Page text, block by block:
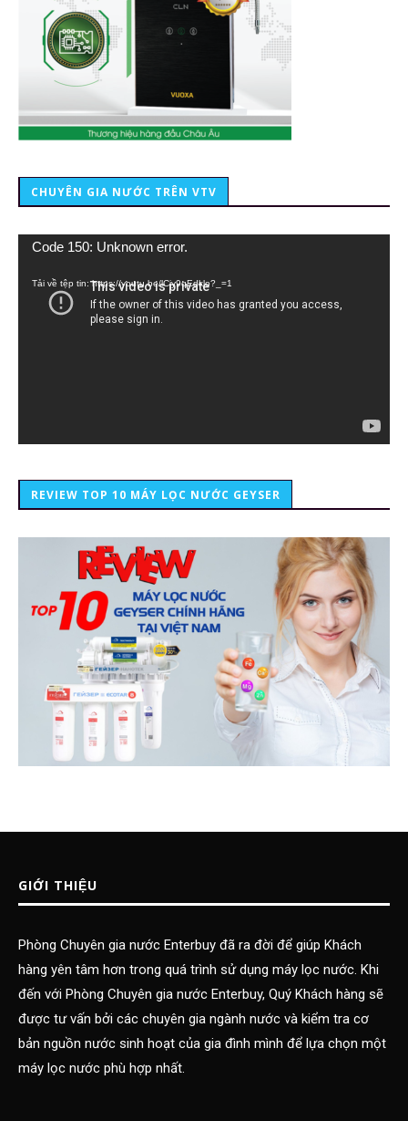
CHUYÊN GIA NƯỚC TRÊN VTV
Trình
Code 150: Unknown error.
Tải về tệp tin: https://youtu.be/lCiy9qEdklo?_=1
REVIEW TOP 10 MÁY LỌC NƯỚC GEYSER
GIỚI THIỆU
Phòng Chuyên gia nước Enterbuy đã ra đời để giúp Khách
hàng yên tâm hơn trong quá trình sử dụng máy lọc nước. Khi
đến với Phòng Chuyên gia nước Enterbuy, Quý Khách hàng sẽ
được tư vấn bởi các chuyên gia ngành nước và kiểm tra cơ
bản nguồn nước sinh hoạt của gia đình mình để lựa chọn một
máy lọc nước phù hợp nhất.